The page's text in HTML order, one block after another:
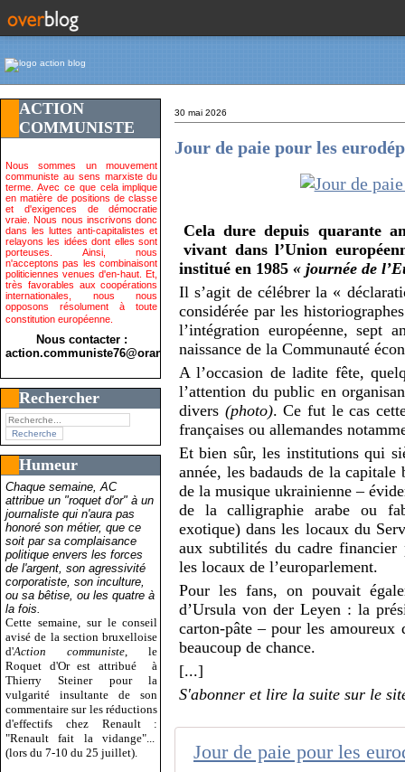
ACTION
COMMUNISTE
Nous sommes un mouvement
communiste au sens marxiste du
terme. Avec ce que cela implique
en matière de positions de classe
et d'exigences de démocratie
vraie. Nous nous inscrivons donc
dans les luttes anti-capitalistes et
relayons les idées dont elles sont
porteuses. Ainsi, nous
n'acceptons pas les combinaisont
politiciennes venues d'en-haut. Et,
très favorables aux coopérations
internationales, nous nous
opposons résolument à toute
constitution européenne.
Nous contacter :
action.communiste76@orange.fr>
Rechercher
Humeur
Chaque semaine, AC
attribue un "roquet d'or" à un
journaliste qui n'aura pas
honoré son métier, que ce
soit par sa complaisance
politique envers les forces
de l'argent, son agressivité
corporatiste, son inculture,
ou sa bêtise, ou les quatre à
la fois.
Cette semaine, sur le conseil
avisé de la section bruxelloise
d'Action communiste , le
Roquet d'Or est attribué
à
Thierry Steiner pour la
vulgarité insultante de son
commentaire sur les réductions
d'effectifs chez Renault :
"Renault fait la vidange"...
(lors du 7-10 du 25 juillet).
30 mai 2026
Jour de paie pour les
Cela dure depuis quarante
vivant dans l’Union
institué en 1985« journée de
Il s’agit de célébrer la «
considérée par les
l’intégration européenne, sept
naissance de la Communauté
A l’occasion de ladite fête,
l’attention du public en
divers (photo). Ce fut le cas
françaises ou allemandes
Et bien sûr, les institutions qui
année, les badauds de la
de la musique ukrainienne –
de la calligraphie arabe ou
exotique) dans les locaux du
aux subtilités du cadre financier
les locaux de l’europarlement.
Pour les fans, on pouvait
d’Ursula von der Leyen : la
carton-pâte – pour les
beaucoup de chance.
[...]
S'abonner et lire la suite sur le
Jour de paie pour les